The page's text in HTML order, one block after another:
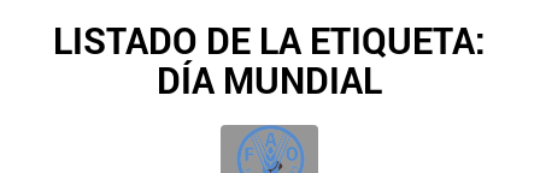
LISTADO DE LA ETIQUETA:
DÍA MUNDIAL